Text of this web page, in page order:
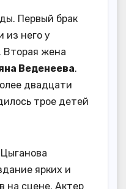
Первый брак
из него у
Вторая жена
Веденеева.
двадцати
трое детей
ярких и
на сцене. Актер